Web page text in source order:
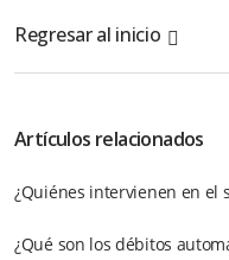
Regresar al inicio
Artículos relacionados
¿Quiénes intervienen en el
¿Qué son los débitos